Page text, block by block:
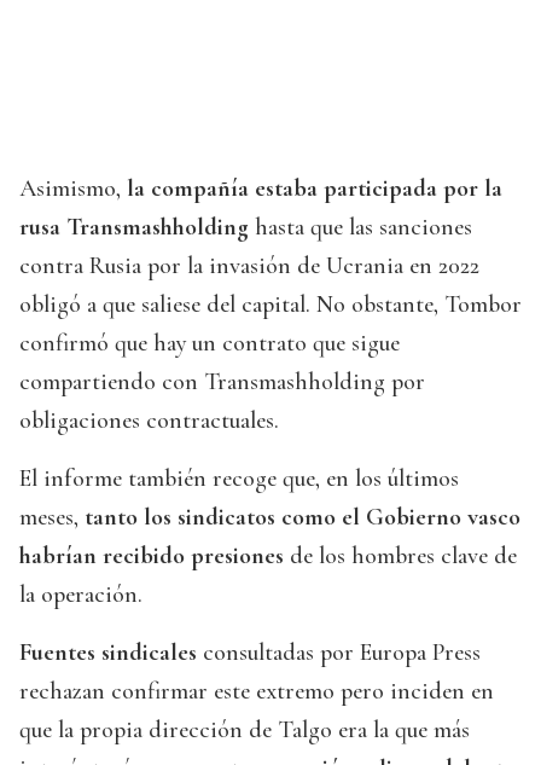
Asimismo, la compañía estaba participada por la
rusa Transmashholding hasta que las sanciones
contra Rusia por la invasión de Ucrania en 2022
obligó a que saliese del capital. No obstante, Tombor
confirmó que hay un contrato que sigue
compartiendo con Transmashholding por
obligaciones contractuales.
El informe también recoge que, en los últimos
meses, tanto los sindicatos como el Gobierno vasco
habrían recibido presiones de los hombres clave de
la operación.
Fuentes sindicales consultadas por Europa Press
rechazan confirmar este extremo pero inciden en
que la propia dirección de Talgo era la que más